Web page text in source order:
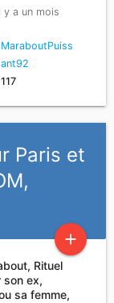
y a un mois
MaraboutPuiss
ant92
117
Paris et
add
Rituel
son ex,
sa femme,